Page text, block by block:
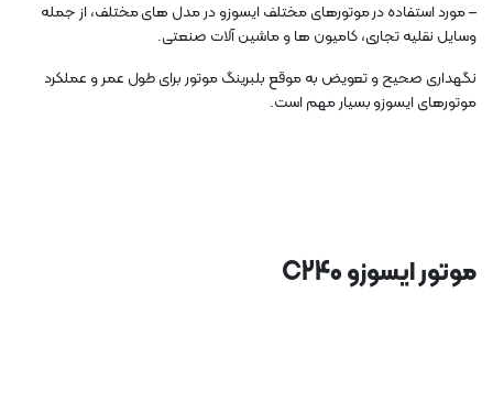
– مورد استفاده در موتورهای مختلف ایسوزو در مدل های مختلف، از جمله
وسایل نقلیه تجاری، کامیون ها و ماشین آلات صنعتی.
نگهداری صحیح و تعویض به موقع بلبرینگ موتور برای طول عمر و عملکرد
موتورهای ایسوزو بسیار مهم است.
موتور ایسوزو C240